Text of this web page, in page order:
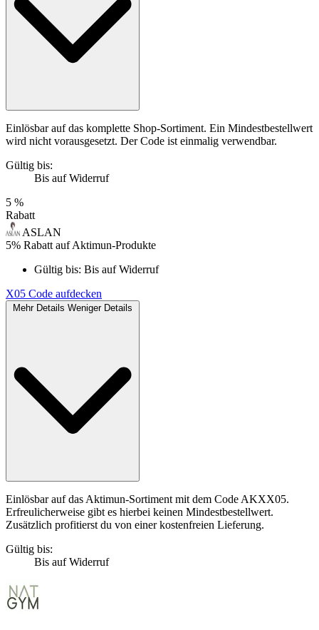
Einlösbar auf das komplette Shop-Sortiment. Ein Mindestbestellwert
wird nicht vorausgesetzt. Der Code ist einmalig verwendbar.
Gültig bis:
Bis auf Widerruf
5 %
Rabatt
ASLAN
5% Rabatt auf Aktimun-Produkte
Gültig bis: Bis auf Widerruf
X05 Code aufdecken
Mehr Details Weniger Details
Einlösbar auf das Aktimun-Sortiment mit dem Code AKXX05.
Erfreulicherweise gibt es hierbei keinen Mindestbestellwert.
Zusätzlich profitierst du von einer kostenfreien Lieferung.
Gültig bis:
Bis auf Widerruf